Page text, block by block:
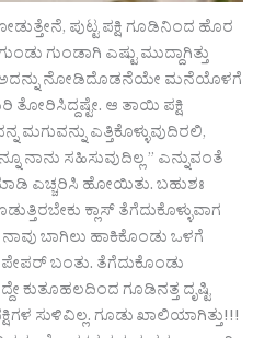
ಪುಟ್ಟ ಪಕ್ಷಿ ಗೂಡಿನಿಂದ ಹೊರ
ಗುಂಡಾಗಿ ಎಷ್ಟು ಮುದ್ದಾಗಿತ್ತು
ಅದನ್ನು ನೋಡಿದೊಡನೆಯೇ ಮನೆಯೊಳಗೆ
ತೋರಿಸಿದ್ದಷ್ಟೇ. ಆ ತಾಯಿ ಪಕ್ಷಿ
ಮಗುವನ್ನು ಎತ್ತಿಕೊಳ್ಳುವುದಿರಲಿ,
ನಾನು ಸಹಿಸುವುದಿಲ್ಲ ” ಎನ್ನುವಂತೆ
ಮಾಡಿ ಎಚ್ಚರಿಸಿ ಹೋಯಿತು. ಬಹುಶಃ
ಕ್ಲಾಸ್ ತೆಗೆದುಕೊಳ್ಳುವಾಗ
ಬಾಗಿಲು ಹಾಕಿಕೊಂಡು ಒಳಗೆ
ಬಂತು. ತೆಗೆದುಕೊಂಡು
ಕುತೂಹಲದಿಂದ ಗೂಡಿನತ್ತ ದೃಷ್ಟಿ
ಸುಳಿವಿಲ್ಲ. ಗೂಡು ಖಾಲಿಯಾಗಿತ್ತು!!!